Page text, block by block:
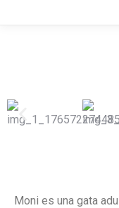
Moni es una gata